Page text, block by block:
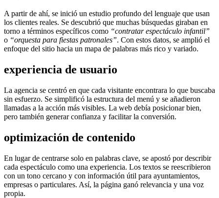
A partir de ahí, se inició un estudio profundo del lenguaje que usan
los clientes reales. Se descubrió que muchas búsquedas giraban en
torno a términos específicos como “contratar espectáculo infantil”
o “orquesta para fiestas patronales”. Con estos datos, se amplió el
enfoque del sitio hacia un mapa de palabras más rico y variado.
experiencia de usuario
La agencia se centró en que cada visitante encontrara lo que buscaba
sin esfuerzo. Se simplificó la estructura del menú y se añadieron
llamadas a la acción más visibles. La web debía posicionar bien,
pero también generar confianza y facilitar la conversión.
optimización de contenido
En lugar de centrarse solo en palabras clave, se apostó por describir
cada espectáculo como una experiencia. Los textos se reescribieron
con un tono cercano y con información útil para ayuntamientos,
empresas o particulares. Así, la página ganó relevancia y una voz
propia.